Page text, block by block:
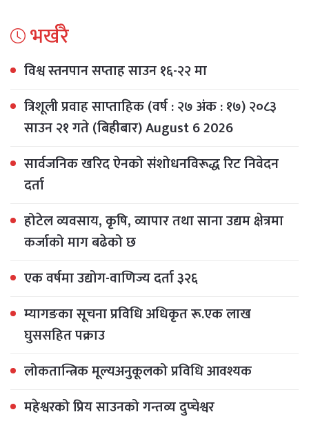
भर्खरै
विश्व स्तनपान सप्ताह साउन १६-२२ मा
त्रिशूली प्रवाह साप्ताहिक (वर्ष : २७ अंक : १७) २०८३
साउन २१ गते (बिहीबार) August 6 2026
सार्वजनिक खरिद ऐनको संशोधनविरूद्ध रिट निवेदन
दर्ता
होटेल व्यवसाय, कृषि, व्यापार तथा साना उद्यम क्षेत्रमा
कर्जाको माग बढेको छ
एक वर्षमा उद्योग-वाणिज्य दर्ता ३२६
म्यागङका सूचना प्रविधि अधिकृत रू.एक लाख
घुससहित पक्राउ
लोकतान्त्रिक मूल्यअनुकूलको प्रविधि आवश्यक
महेश्वरको प्रिय साउनको गन्तव्य दुप्चेश्वर